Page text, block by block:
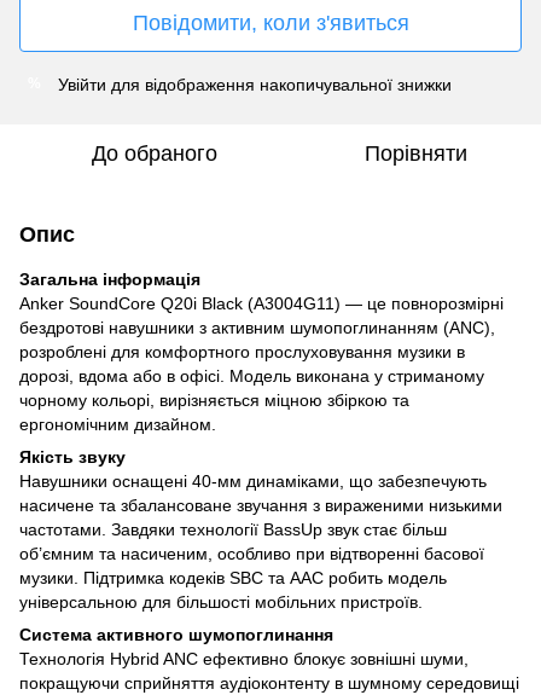
Повідомити, коли з'явиться
Увійти для відображення накопичувальної знижки
До обраного Порівняти
Опис
Загальна інформація
Anker SoundCore Q20i Black (A3004G11) — це повнорозмірні
бездротові навушники з активним шумопоглинанням (ANC),
розроблені для комфортного прослуховування музики в
дорозі, вдома або в офісі. Модель виконана у стриманому
чорному кольорі, вирізняється міцною збіркою та
ергономічним дизайном.
Якість звуку
Навушники оснащені 40-мм динаміками, що забезпечують
насичене та збалансоване звучання з вираженими низькими
частотами. Завдяки технології BassUp звук стає більш
об’ємним та насиченим, особливо при відтворенні басової
музики. Підтримка кодеків SBC та AAC робить модель
універсальною для більшості мобільних пристроїв.
Система активного шумопоглинання
Технологія Hybrid ANC ефективно блокує зовнішні шуми,
покращуючи сприйняття аудіоконтенту в шумному середовищі